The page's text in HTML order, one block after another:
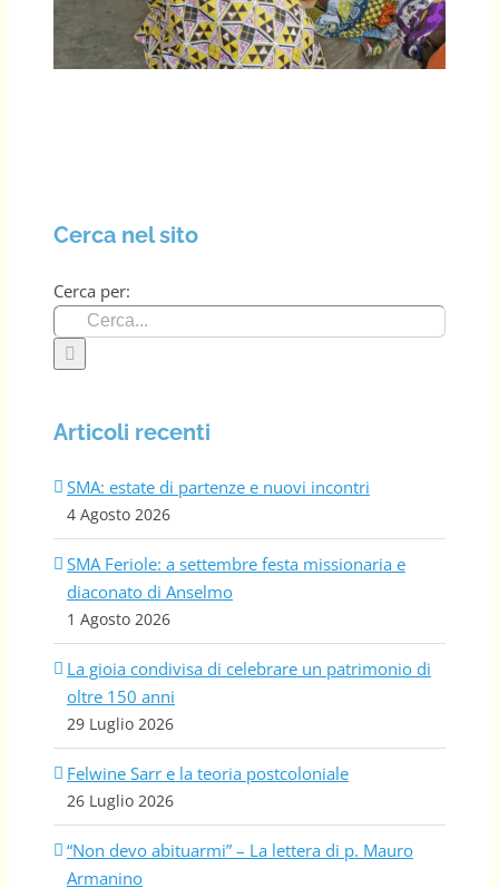
Cerca nel sito
Cerca per:
Articoli recenti
SMA: estate di partenze e nuovi incontri
4 Agosto 2026
SMA Feriole: a settembre festa missionaria e
diaconato di Anselmo
1 Agosto 2026
La gioia condivisa di celebrare un patrimonio di
oltre 150 anni
29 Luglio 2026
Felwine Sarr e la teoria postcoloniale
26 Luglio 2026
“Non devo abituarmi” – La lettera di p. Mauro
Armanino